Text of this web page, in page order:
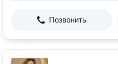
Позвонить